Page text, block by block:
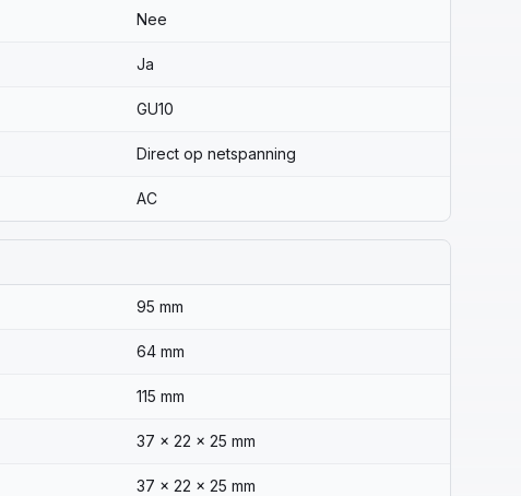
Nee
Ja
GU10
Direct op netspanning
AC
95 mm
64 mm
115 mm
37 x 22 x 25 mm
37 x 22 x 25 mm